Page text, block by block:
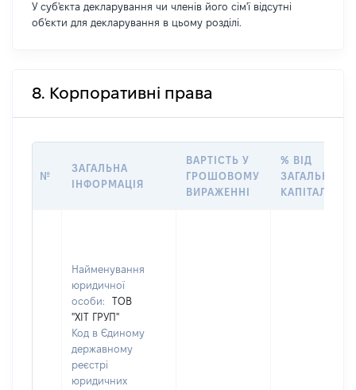
У суб'єкта декларування чи членів його сім'ї відсутні
об'єкти для декларування в цьому розділі.
8. Корпоративні права
№
ЗАГАЛЬНА
ІНФОРМАЦІЯ
ВАРТІСТЬ У
ГРОШОВОМУ
ВИРАЖЕННІ
% ВІД
ЗАГАЛЬНОГО
КАПІТАЛУ
Найменування
юридичної
особи:
ТОВ
"ХІТ ГРУП"
Код в Єдиному
державному
реєстрі
юридичних